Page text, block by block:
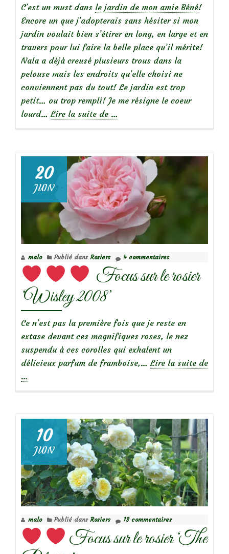
C’est un must dans le jardin de mon amie Béné!
Encore un que j’adopterais sans hésiter si mon
jardin voulait bien s’étirer en long, en large et en
travers pour lui faire la belle place qu’il mérite!
Nala a déjà creusé plusieurs trous dans la
pelouse mais les endroits qu’elle choisi ne
conviennent pas du tout! Le jardin est trop
petit… ou trop rempli! Je me résigne le coeur
lourd… Lire la suite de à
Focus
sur
le
rosier
‘Crown
princess
…
20
JUIN
malo Publié dans Rosiers 4 commentaires
Focus sur le rosier
‘Wisley 2008’
Ce n’est pas la première fois que je reste en
extase devant ces magnifiques roses, le nez
suspendu à ces corolles qui exhalent un
délicieux parfum de framboise,… Lire la suite de
à
Focus
sur
le
rosier
‘Wisley
2008’
…
10
JUIN
malo Publié dans Rosiers 13 commentaires
Focus sur le rosier ‘The